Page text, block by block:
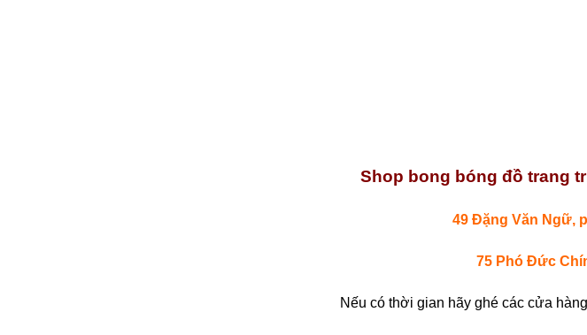
Shop bong bóng đồ trang
49 Đặng Văn Ngữ,
75 Phó Đức
Nếu có thời gian hãy ghé các cửa